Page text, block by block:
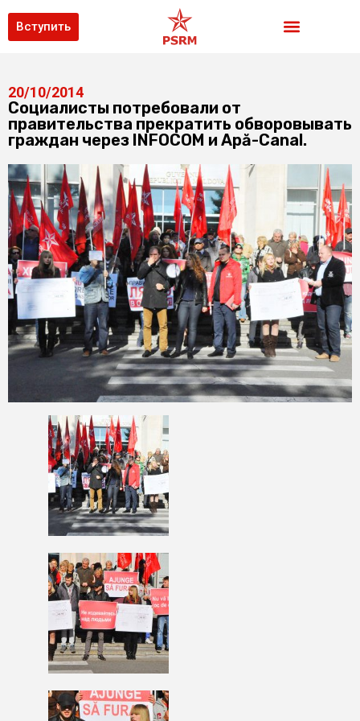
Вступить
20/10/2014
Социалисты потребовали от
правительства прекратить обворовывать
граждан через INFOCOM и Apă-Canal.